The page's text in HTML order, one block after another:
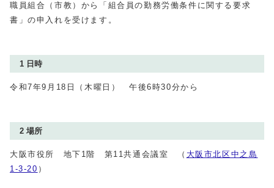
職員組合（市教）から「組合員の勤務労働条件に関する要求
書」の申入れを受けます。
1 日時
令和7年9月18日（木曜日） 午後6時30分から
2 場所
大阪市役所 地下1階 第11共通会議室 （ 大阪市北区中之島
1‐3‐20 ）